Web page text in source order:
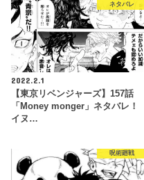
ネタバレ
2022.2.1
【東京リベンジャーズ】157話
「Money monger」ネタバレ！
イヌ…
呪術廻戦